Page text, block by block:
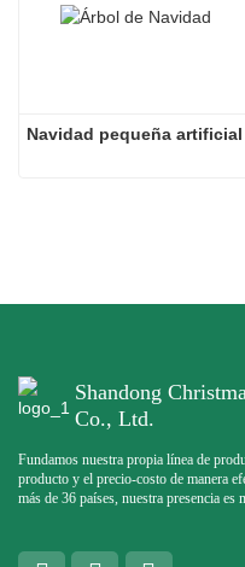
Navidad pequeña artificial
Shandong
Co., Ltd.
Fundamos nuestra propia línea de
producto y el precio-costo de manera
más de 36 países, nuestra presencia es